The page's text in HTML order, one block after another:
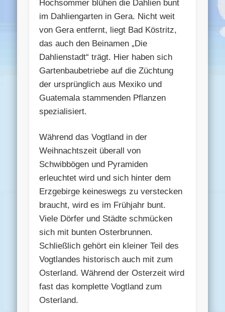
Hochsommer blühen die Dahlien bunt
im Dahliengarten in Gera. Nicht weit
von Gera entfernt, liegt Bad Köstritz,
das auch den Beinamen „Die
Dahlienstadt“ trägt. Hier haben sich
Gartenbaubetriebe auf die Züchtung
der ursprünglich aus Mexiko und
Guatemala stammenden Pflanzen
spezialisiert.
Während das Vogtland in der
Weihnachtszeit überall von
Schwibbögen und Pyramiden
erleuchtet wird und sich hinter dem
Erzgebirge keineswegs zu verstecken
braucht, wird es im Frühjahr bunt.
Viele Dörfer und Städte schmücken
sich mit bunten Osterbrunnen.
Schließlich gehört ein kleiner Teil des
Vogtlandes historisch auch mit zum
Osterland. Während der Osterzeit wird
fast das komplette Vogtland zum
Osterland.